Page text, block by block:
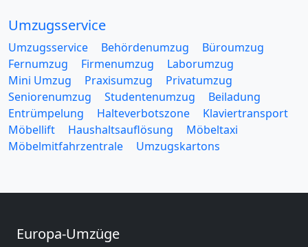
Umzugsservice
Umzugsservice Behördenumzug
Büroumzug
Fernumzug
Firmenumzug
Laborumzug
Mini Umzug
Praxisumzug
Privatumzug
Seniorenumzug
Studentenumzug
Beiladung
Entrümpelung
Halteverbotszone
Klaviertransport
Möbellift
Haushaltsauflösung
Möbeltaxi
Möbelmitfahrzentrale
Umzugskartons
Europa-Umzüge